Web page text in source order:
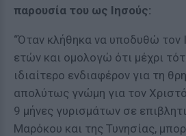
παρουσία του ως Ιησούς:
“Όταν κλήθηκα να υποδυθώ τον
ετών και ομολογώ ότι μέχρι
ιδιαίτερο ενδιαφέρον για τη
απολύτως γνώμη για τον
9 μήνες γυρισμάτων σε
Μαρόκου και της Τυνησίας,